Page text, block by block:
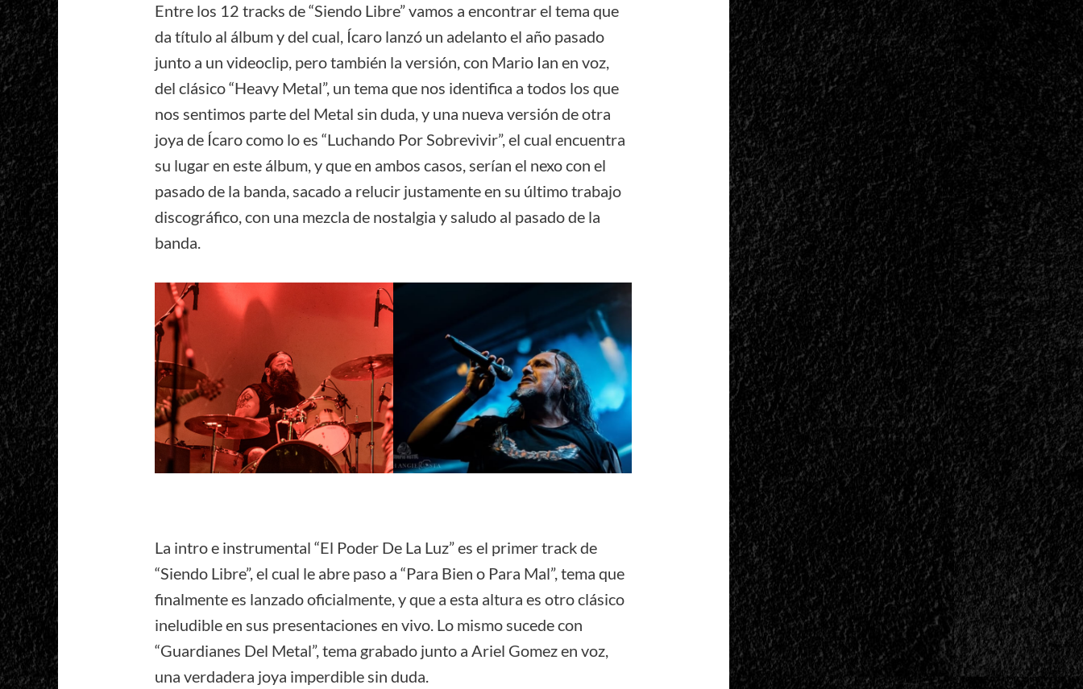
Entre los 12 tracks de “Siendo Libre” vamos a encontrar el tema que
da título al álbum y del cual, Ícaro lanzó un adelanto el año pasado
junto a un videoclip, pero también la versión, con Mario Ian en voz,
del clásico “Heavy Metal”, un tema que nos identifica a todos los que
nos sentimos parte del Metal sin duda, y una nueva versión de otra
joya de Ícaro como lo es “Luchando Por Sobrevivir”, el cual encuentra
su lugar en este álbum, y que en ambos casos, serían el nexo con el
pasado de la banda, sacado a relucir justamente en su último trabajo
discográfico, con una mezcla de nostalgia y saludo al pasado de la
banda.
La intro e instrumental “El Poder De La Luz” es el primer track de
“Siendo Libre”, el cual le abre paso a “Para Bien o Para Mal”, tema que
finalmente es lanzado oficialmente, y que a esta altura es otro clásico
ineludible en sus presentaciones en vivo. Lo mismo sucede con
“Guardianes Del Metal”, tema grabado junto a Ariel Gomez en voz,
una verdadera joya imperdible sin duda.